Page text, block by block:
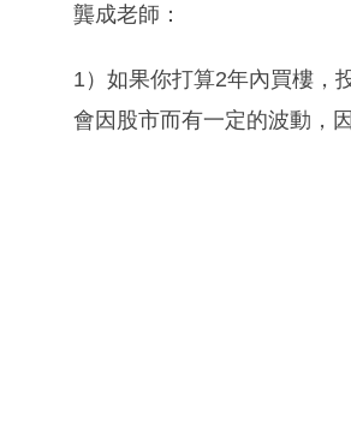
龔成老師：
1）如果你打算2年內買樓，
會因股市而有一定的波動，